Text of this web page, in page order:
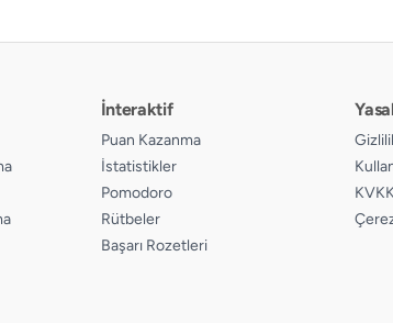
İnteraktif
Puan Kazanma
İstatistikler
Pomodoro
Rütbeler
Başarı Rozetleri
Yasal
KVKK